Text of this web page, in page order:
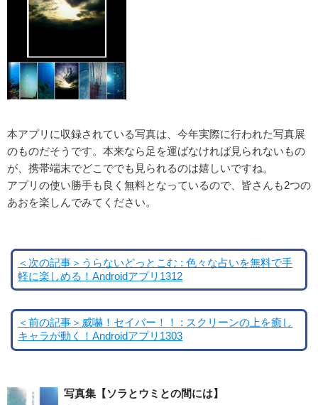
本アプリに収録されている写真は、今年実際に行われた写真展
のものだそうです。本来なら足を運ばなければ見られないもの
が、携帯端末でどこででも見られるのは嬉しいですね。
アプリの使い勝手も良く無料となっているので、皆さんも2つの
あおを楽しんでみてください。
＜次の記事＞うらないどっとこむ : 色々な占いを無料で手
軽に楽しめる！Androidアプリ1312
＜前の記事＞威嚇！セイバー！！ : スクリーンの上を癒し
キャラが動く！Androidアプリ1303
写真集【ソラとウミとの間には】